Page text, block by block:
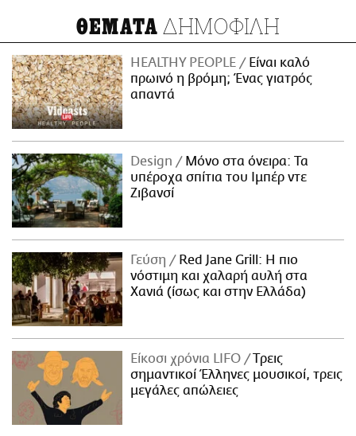
ΘΕΜΑΤΑ ΔΗΜΟΦΙΛΗ
HEALTHY PEOPLE
Είναι καλό
πρωινό η βρόμη; Ένας γιατρός
απαντά
Design
Μόνο στα όνειρα: Τα
υπέροχα σπίτια του Ιμπέρ ντε
Ζιβανσί
Γεύση
Red Jane Grill: Η πιο
νόστιμη και χαλαρή αυλή στα
Χανιά (ίσως και στην Ελλάδα)
Είκοσι χρόνια LIFO
Tρεις
σημαντικοί Έλληνες μουσικοί, τρεις
μεγάλες απώλειες